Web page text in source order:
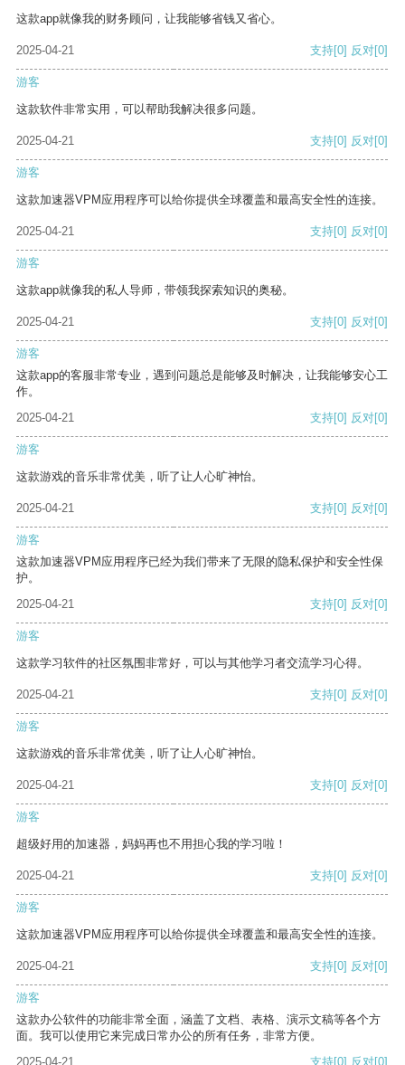
这款app就像我的财务顾问，让我能够省钱又省心。
2025-04-21 支持[0] 反对[0]
游客
这款软件非常实用，可以帮助我解决很多问题。
2025-04-21 支持[0] 反对[0]
游客
这款加速器VPM应用程序可以给你提供全球覆盖和最高安全性的连接。
2025-04-21 支持[0] 反对[0]
游客
这款app就像我的私人导师，带领我探索知识的奥秘。
2025-04-21 支持[0] 反对[0]
游客
这款app的客服非常专业，遇到问题总是能够及时解决，让我能够安心工
作。
2025-04-21
支持[0] 反对[0]
游客
这款游戏的音乐非常优美，听了让人心旷神怡。
2025-04-21 支持[0] 反对[0]
游客
这款加速器VPM应用程序已经为我们带来了无限的隐私保护和安全性保
护。
2025-04-21
支持[0] 反对[0]
游客
这款学习软件的社区氛围非常好，可以与其他学习者交流学习心得。
2025-04-21 支持[0] 反对[0]
游客
这款游戏的音乐非常优美，听了让人心旷神怡。
2025-04-21 支持[0] 反对[0]
游客
超级好用的加速器，妈妈再也不用担心我的学习啦！
2025-04-21 支持[0] 反对[0]
游客
这款加速器VPM应用程序可以给你提供全球覆盖和最高安全性的连接。
2025-04-21 支持[0] 反对[0]
游客
这款办公软件的功能非常全面，涵盖了文档、表格、演示文稿等各个方
面。我可以使用它来完成日常办公的所有任务，非常方便。
2025-04-21
支持[0] 反对[0]